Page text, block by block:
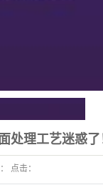
处理工艺迷惑
点击：